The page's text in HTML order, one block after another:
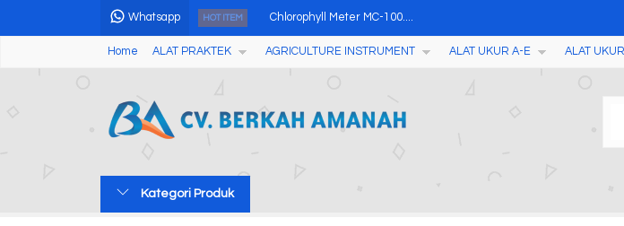
Whatsapp HOT ITEM Chlorophyll Meter MC-100....
Lux Meter Digital AMA002....
Superficial Rockwell Hardness Tester, Surface Rock....
Home ALAT PRAKTEK AGRICULTURE INSTRUMENT ALAT UKUR A-E ALAT
Kategori Produk